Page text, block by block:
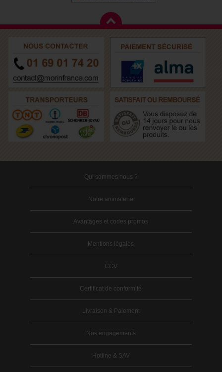
Qui sommes nous ?
Notre animalerie
Avantages et codes promos
Mentions légales
CGV
Certificat de conformité
Livraison & Paiement
Nos engagements
Hotline & SAV